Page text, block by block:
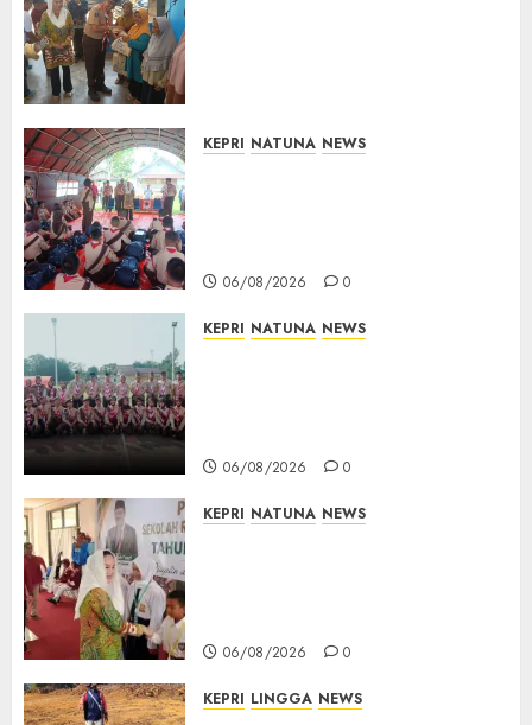
KEPRI NATUNA NEWS
06/08/2026 0
KEPRI NATUNA NEWS
06/08/2026 0
KEPRI NATUNA NEWS
06/08/2026 0
KEPRI LINGGA NEWS